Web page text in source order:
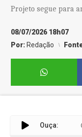
Projeto segue para
08/07/2026 18h07
Por: Redação
Ouça: